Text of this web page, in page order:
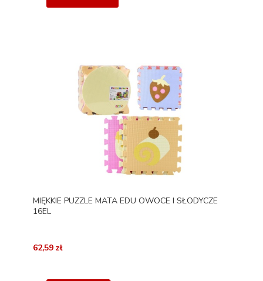
MIĘKKIE PUZZLE MATA EDU OWOCE I SŁODYCZE
16EL
62,59 zł